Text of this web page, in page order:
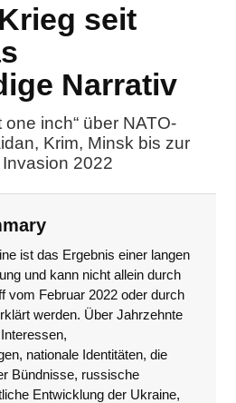
seit
Narrativ
one inch“ über NATO-
Krim, Minsk bis zur
2022
ist das Ergebnis einer langen
und kann nicht allein durch
vom Februar 2022 oder durch
werden. Über Jahrzehnte
nationale Identitäten, die
Bündnisse, russische
Entwicklung der Ukraine,